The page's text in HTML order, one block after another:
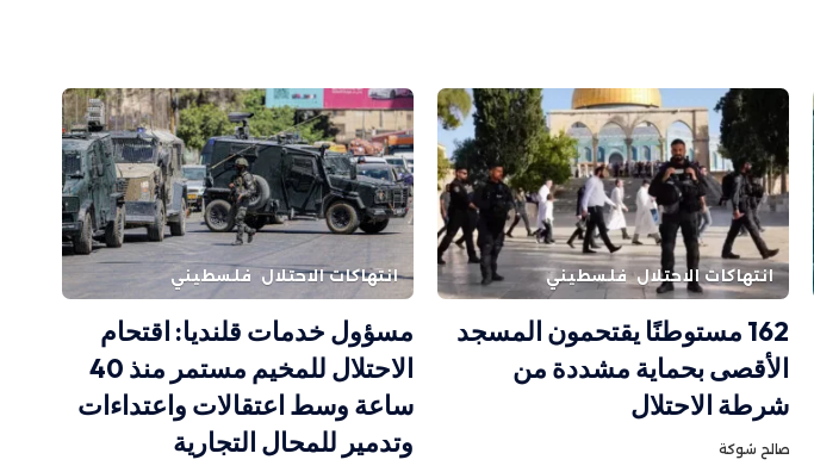
انتهاكات الاحتلال فلسطيني
162 مستوطنًا يقتحمون المسجد
الأقصى بحماية مشددة من
شرطة الاحتلال
صالح شوكة
انتهاكات الاحتلال فلسطيني
مسؤول خدمات قلنديا: اقتحام
الاحتلال للمخيم مستمر منذ 40
ساعة وسط اعتقالات واعتداءات
وتدمير للمحال التجارية